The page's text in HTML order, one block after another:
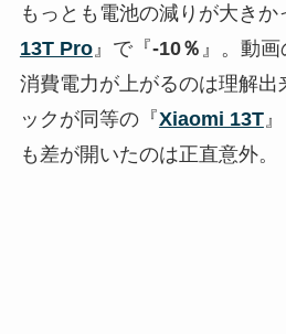
もっとも電池の減りが大きか
13T Pro』で『-10％ 』。動
消費電力が上がるのは理解出
ックが同等の『Xiaomi 13T
も差が開いたのは正直意外。